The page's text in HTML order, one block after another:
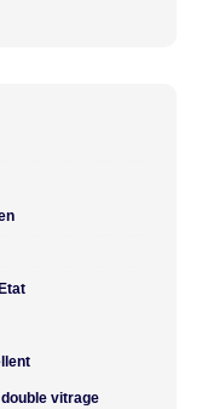
vitrage